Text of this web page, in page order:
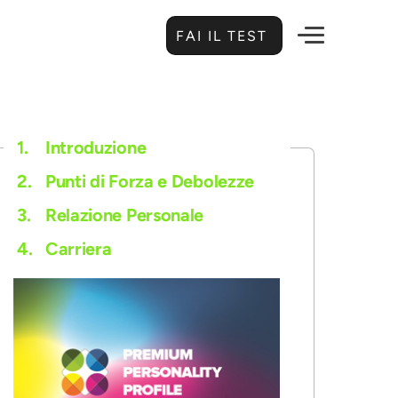
FAI IL TEST
1.
Introduzione
2.
Punti di Forza e Debolezze
3.
Relazione Personale
4.
Carriera